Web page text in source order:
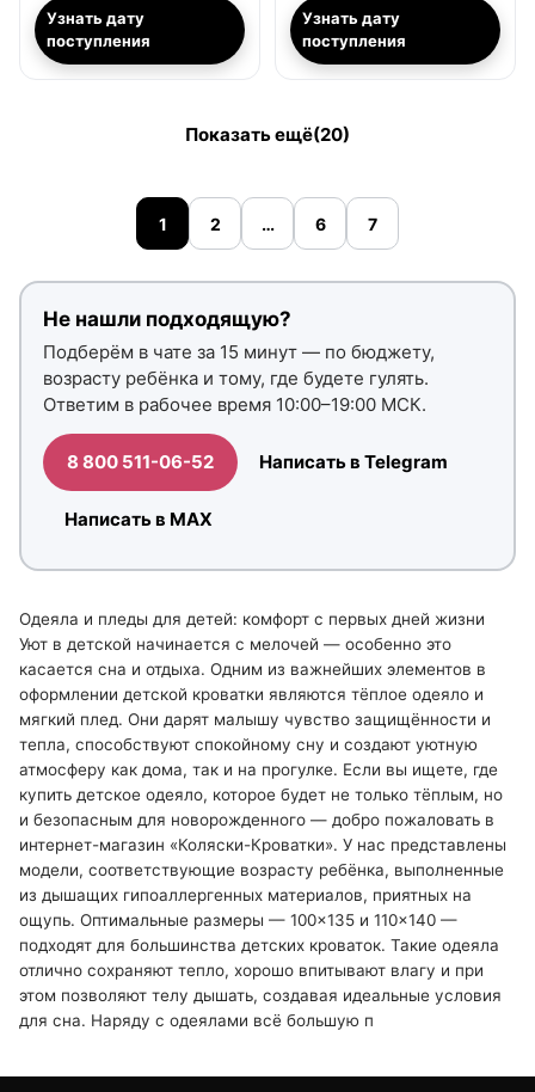
Узнать дату
поступления
Узнать дату
поступления
Показать ещё(20)
1 2 … 6 7
Не нашли подходящую?
Подберём в чате за 15 минут — по бюджету,
возрасту ребёнка и тому, где будете гулять.
Ответим в рабочее время 10:00–19:00 МСК.
8 800 511-06-52 Написать в Telegram
Написать в MAX
Одеяла и пледы для детей: комфорт с первых дней жизни
Уют в детской начинается с мелочей — особенно это
касается сна и отдыха. Одним из важнейших элементов в
оформлении детской кроватки являются тёплое одеяло и
мягкий плед. Они дарят малышу чувство защищённости и
тепла, способствуют спокойному сну и создают уютную
атмосферу как дома, так и на прогулке. Если вы ищете, где
купить детское одеяло, которое будет не только тёплым, но
и безопасным для новорожденного — добро пожаловать в
интернет-магазин «Коляски-Кроватки». У нас представлены
модели, соответствующие возрасту ребёнка, выполненные
из дышащих гипоаллергенных материалов, приятных на
ощупь. Оптимальные размеры — 100×135 и 110×140 —
подходят для большинства детских кроваток. Такие одеяла
отлично сохраняют тепло, хорошо впитывают влагу и при
этом позволяют телу дышать, создавая идеальные условия
для сна. Наряду с одеялами всё большую п